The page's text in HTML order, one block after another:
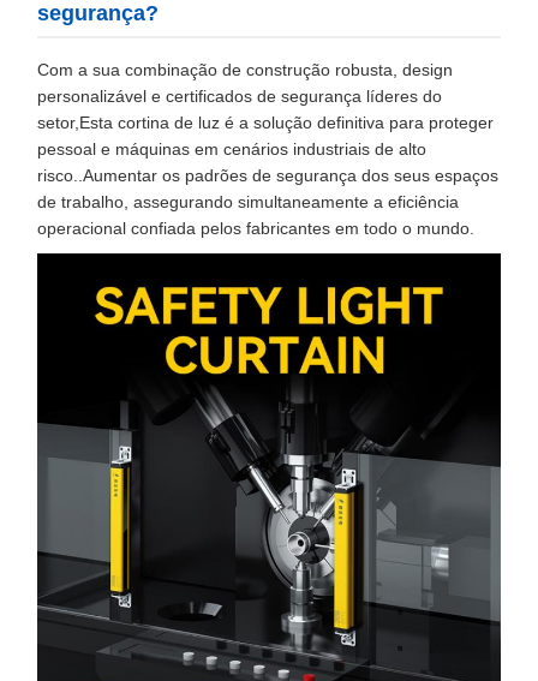
segurança?
Com a sua combinação de construção robusta, design
personalizável e certificados de segurança líderes do
setor,Esta cortina de luz é a solução definitiva para proteger
pessoal e máquinas em cenários industriais de alto
risco..Aumentar os padrões de segurança dos seus espaços
de trabalho, assegurando simultaneamente a eficiência
operacional confiada pelos fabricantes em todo o mundo.